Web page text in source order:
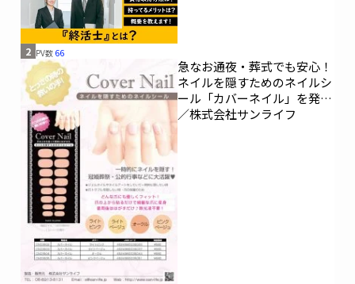
西村葬儀社 出雲殿冠婚葬祭互助センター
全国儀式サービス イズモ葬祭
あいネット清水 博善社 玉姫グループ青森
平安ホール レクスト関西 株式会社YAMAKO
株式会社平安閣エヌピーオー互助会
2 PV数 66
急なお通夜・葬式でも安心！
ネイルを隠すためのネイルシ
ール「カバーネイル」を発売
／株式会社サンライフ